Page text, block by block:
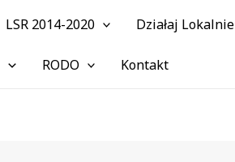
LSR 2014-2020 Działaj Lokalnie
RODO Kontakt